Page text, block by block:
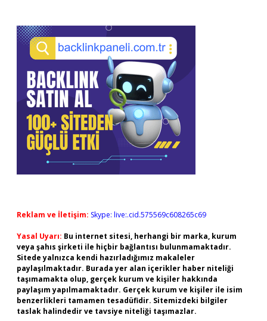
Reklam ve İletişim: Skype: live:.cid.575569c608265c69
Yasal Uyarı: Bu internet sitesi, herhangi bir marka, kurum
veya şahıs şirketi ile hiçbir bağlantısı bulunmamaktadır.
Sitede yalnızca kendi hazırladığımız makaleler
paylaşılmaktadır. Burada yer alan içerikler haber niteliği
taşımamakta olup, gerçek kurum ve kişiler hakkında
paylaşım yapılmamaktadır. Gerçek kurum ve kişiler ile isim
benzerlikleri tamamen tesadüfidir. Sitemizdeki bilgiler
taslak halindedir ve tavsiye niteliği taşımazlar.